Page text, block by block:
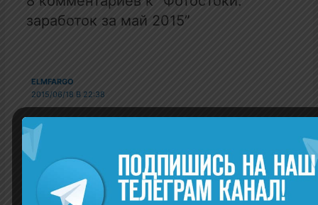
заработок за май 2015”
ELMFARGO
2015/06/18 В 22:38
Сколько у вас в месяц скачивают по расширенной
лицензии? У меня за год на шаттере ни одного
скачивания по расширенной, хотя в сумме более 450
скачиваний. Деманды есть, а расширы ни одной, я уж
начал сомневаться — может глюк аккаунта? В